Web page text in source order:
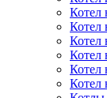
Котел
Котел
Котел
Котел
Котел
Котел